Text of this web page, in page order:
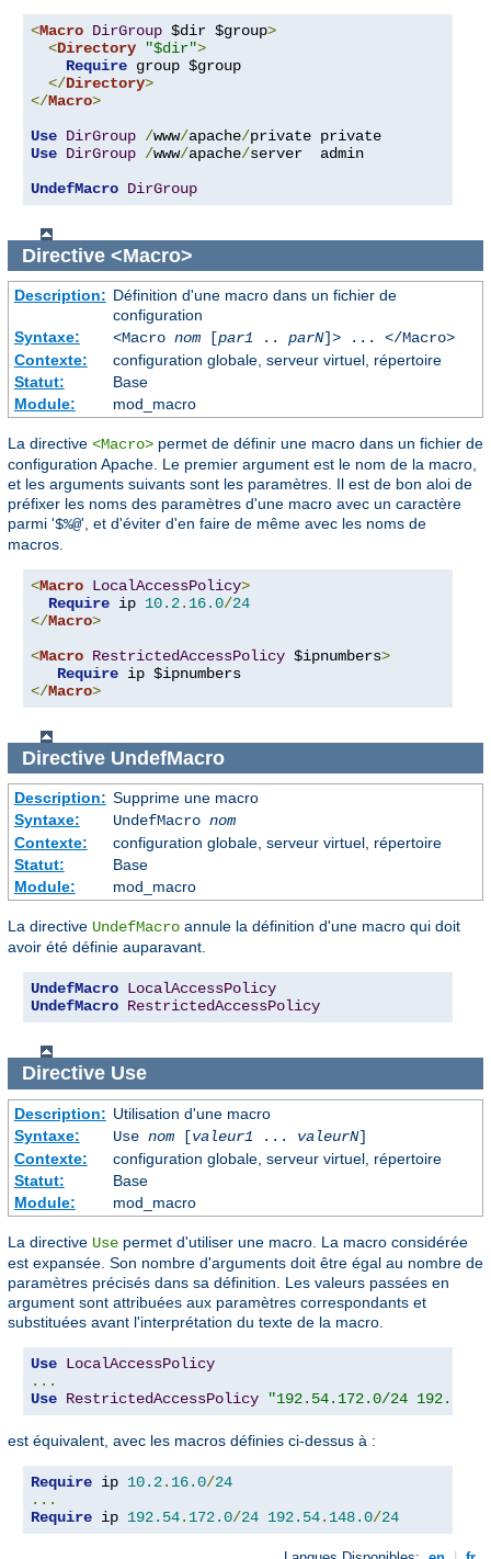
<Macro DirGroup $dir $group>
<Directory "$dir">
Require group $group
</Directory>
</Macro>
Use DirGroup /www/apache/
Use DirGroup /www/apache/server  admin
UndefMacro DirGroup
Directive <Macro>
Description: Définition d'une macro dans un fichier de
configuration
Syntaxe:
<Macro nom[par1.. parN]> ... </Macro>
Contexte:
configuration globale, serveur virtuel, répertoire
Statut:
Base
Module:
mod_macro
La directive <Macro> permet de définir une macro dans un fichier de
configuration Apache. Le premier argument est le nom de la macro,
et les arguments suivants sont les paramètres. Il est de bon aloi de
préfixer les noms des paramètres d'une macro avec un caractère
parmi '$%@', et d'éviter d'en faire de même avec les noms de
macros.
<Macro LocalAccessPolicy>
Require ip 10.2. 16.0/24
</Macro>
<Macro RestrictedAccessPolicy $ipnumbers>
Require
</Macro>
Directive UndefMacro
Description: Supprime une macro
Syntaxe:
UndefMacro nom
Contexte:
configuration globale, serveur virtuel, répertoire
Statut:
Base
Module:
mod_macro
La directive UndefMacro annule la définition d'une macro qui doit
avoir été définie auparavant.
UndefMacro LocalAccessPolicy
UndefMacro RestrictedAccessPolicy
Directive Use
Description: Utilisation d'une macro
Syntaxe:
Use nom[valeur1... valeurN]
Contexte:
configuration globale, serveur virtuel, répertoire
Statut:
Base
Module:
mod_macro
La directive Use permet d'utiliser une macro. La macro considérée
est expansée. Son nombre d'arguments doit être égal au nombre de
paramètres précisés dans sa définition. Les valeurs passées en
argument sont attribuées aux paramètres correspondants et
substituées avant l'interprétation du texte de la macro.
Use LocalAccessPolicy
...
Use RestrictedAccessPolicy "192.54.172.0/24
est équivalent, avec les macros définies ci-dessus à :
Require ip 10.2. 16.0/24
...
Require ip 192.54. 172.0/24 192.54. 148.0/24